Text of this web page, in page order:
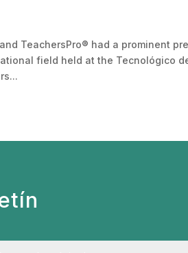
TeachersPro® had a prominent
field held at the Tecnológico